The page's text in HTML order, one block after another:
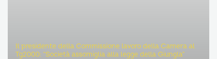
Il presidente della Commissione lavoro della Camera al
Tg2000: “Società assomiglia alla legge della Giungla”